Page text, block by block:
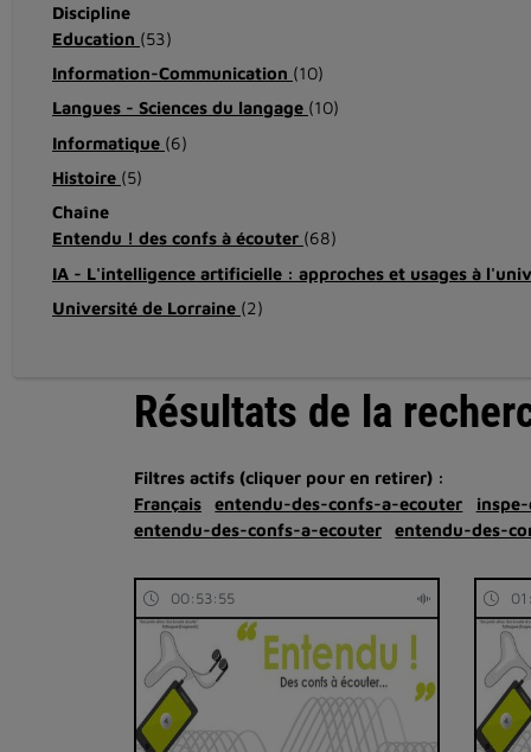
Discipline
Education (53)
Information-Communication (10)
Langues - Sciences du langage (10)
Informatique (6)
Histoire (5)
Chaîne
Entendu ! des confs à écouter (68)
IA - L'intelligence artificielle : approches et usages à
Université de Lorraine (2)
Résultats de la
Filtres actifs (cliquer pour en retirer) :
Français
entendu-des-confs-a-ecouter
entendu-des-confs-a-ecouter
entendu-des-
00:53:55